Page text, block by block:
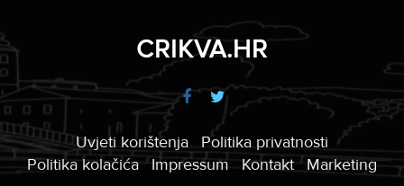
CRIKVA.HR
Uvjeti korištenja
Politika privatnosti
Politika kolačića
Impressum Kontakt Marketing